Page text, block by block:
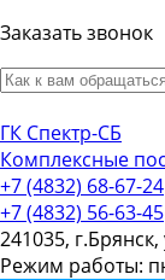
Заказать звонок
ГК Спектр-СБ
Комплексные
+7 (4832) 68-67-24
+7 (4832) 56-63-45
241035,
Режим работы: